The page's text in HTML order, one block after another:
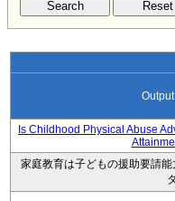
Is Childhood Physical Abuse
家庭教育は子どもの援助要請